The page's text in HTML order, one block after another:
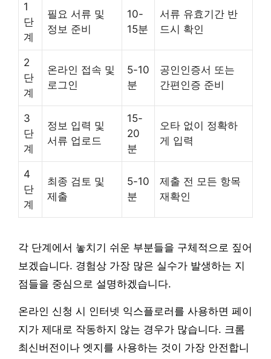
1
단
계
필요 서류 및
정보 준비
10-
15분
서류 유효기간 반
드시 확인
2
단
계
온라인 접속 및
로그인
5-10
분
공인인증서 또는
간편인증 준비
3
단
계
정보 입력 및
서류 업로드
15-
20
분
오타 없이 정확하
게 입력
4
단
계
최종 검토 및
제출
5-10
분
제출 전 모든 항목
재확인
각 단계에서 놓치기 쉬운 부분들을 구체적으로 짚어
보겠습니다. 경험상 가장 많은 실수가 발생하는 지
점들을 중심으로 설명하겠습니다.
온라인 신청 시 인터넷 익스플로러를 사용하면 페이
지가 제대로 작동하지 않는 경우가 많습니다. 크롬
최신버전이나 엣지를 사용하는 것이 가장 안전합니